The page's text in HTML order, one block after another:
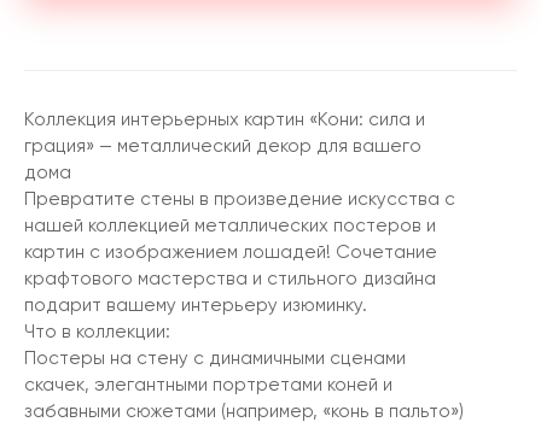
Коллекция интерьерных картин «Кони: сила и
грация» — металлический декор для вашего
дома
Превратите стены в произведение искусства с
нашей коллекцией металлических постеров и
картин с изображением лошадей! Сочетание
крафтового мастерства и стильного дизайна
подарит вашему интерьеру изюминку.
Что в коллекции:
Постеры на стену с динамичными сценами
скачек, элегантными портретами коней и
забавными сюжетами (например, «конь в пальто»)